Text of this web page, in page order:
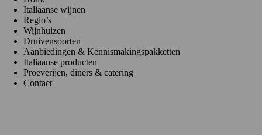
Italiaanse wijnen
Regio’s
Wijnhuizen
Druivensoorten
Aanbiedingen & Kennismakingspakketten
Italiaanse producten
Proeverijen, diners & catering
Contact